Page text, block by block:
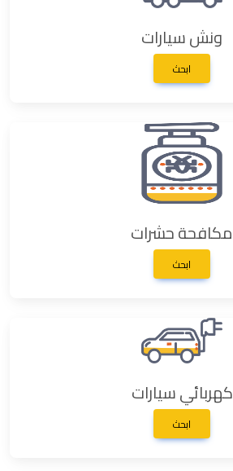
ونش سيارات
ابحث
مكافحة حشرات
ابحث
كهربائي سيارات
ابحث